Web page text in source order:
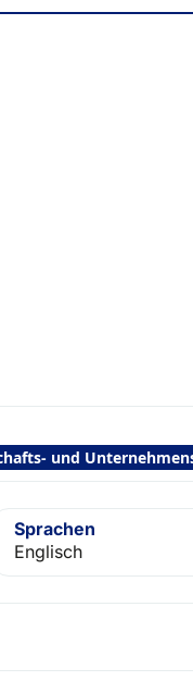
und
Sprachen
Englisch